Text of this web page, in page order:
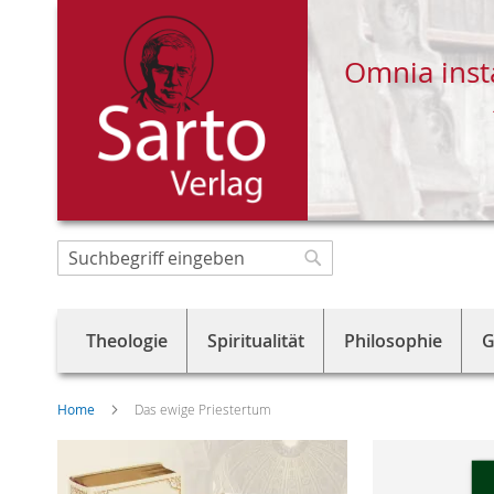
Direkt
zum
Omnia
Suche
Theologie Spiritualität Philosophie
Home Das ewige Priestertum